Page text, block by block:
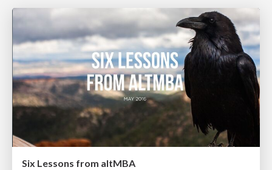
Six Lessons from altMBA